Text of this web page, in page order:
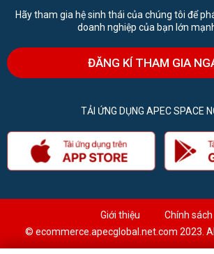
Hãy tham gia hệ sinh thái của chúng tôi để
doanh nghiệp của bạn lớn
ĐĂNG KÍ THAM GIA
TẢI ỨNG DỤNG APEC SPACE
Giới thiệu
Chính sách
© ecommerce.apecglobal.net.com 2023.